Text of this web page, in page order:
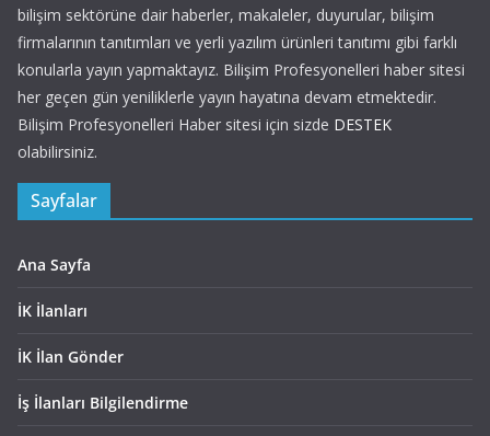
bilişim sektörüne dair haberler, makaleler, duyurular, bilişim
firmalarının tanıtımları ve yerli yazılım ürünleri tanıtımı gibi farklı
konularla yayın yapmaktayız. Bilişim Profesyonelleri haber sitesi
her geçen gün yeniliklerle yayın hayatına devam etmektedir.
Bilişim Profesyonelleri Haber sitesi için sizde DESTEK
olabilirsiniz.
Sayfalar
Ana Sayfa
İK İlanları
İK İlan Gönder
İş İlanları Bilgilendirme